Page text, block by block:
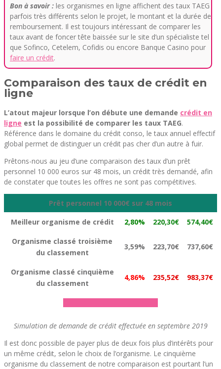
Bon à savoir : les organismes en ligne affichent des taux TAEG
parfois très différents selon le projet, le montant et la durée de
remboursement. Il est toujours intéressant de comparer les
taux avant de foncer tête baissée sur le site d’un spécialiste tel
que Sofinco, Cetelem, Cofidis ou encore Banque Casino pour
faire un crédit.
Comparaison des taux de crédit en
ligne
L’atout majeur lorsque l’on débute une demande crédit en
ligne est la possibilité de comparer les taux TAEG.
Référence dans le domaine du crédit conso, le taux annuel effectif
global permet de distinguer un crédit pas cher d’un autre à fuir.
Prêtons-nous au jeu d’une comparaison des taux d’un prêt
personnel 10 000 euros sur 48 mois, un crédit très demandé, afin
de constater que toutes les offres ne sont pas compétitives.
Prêt personnel 10 000€ sur 48 mois
Meilleur organisme de crédit
2,80% 220,30€ 574,40€
Organisme classé troisième
du classement
3,59% 223,70€ 737,60€
Organisme classé cinquième
du classement
4,86% 235,52€ 983,37€
Simulation de demande de crédit effectuée en septembre 2019
Il est donc possible de payer plus de deux fois plus d’intérêts pour
un même crédit, selon le choix de l’organisme. Le cinquième
organisme du classement de notre comparaison est pourtant l’un